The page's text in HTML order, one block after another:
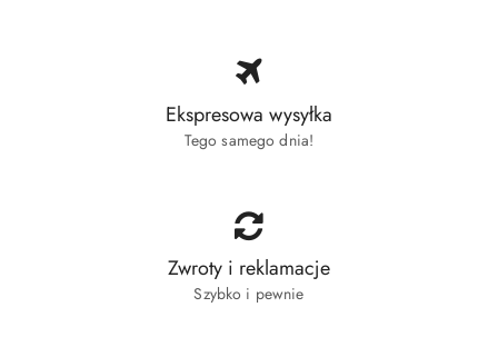
Ekspresowa wysyłka
Tego samego dnia!
Zwroty i reklamacje
Szybko i pewnie